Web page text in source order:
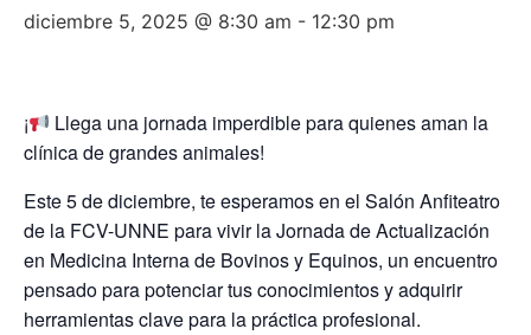
diciembre 5, 2025 @ 8:30 am - 12:30 pm
¡
Llega una jornada imperdible para quienes aman la
clínica de grandes animales!
Este 5 de diciembre, te esperamos en el Salón Anfiteatro
de la FCV-UNNE para vivir la Jornada de Actualización
en Medicina Interna de Bovinos y Equinos, un encuentro
pensado para potenciar tus conocimientos y adquirir
herramientas clave para la práctica profesional.